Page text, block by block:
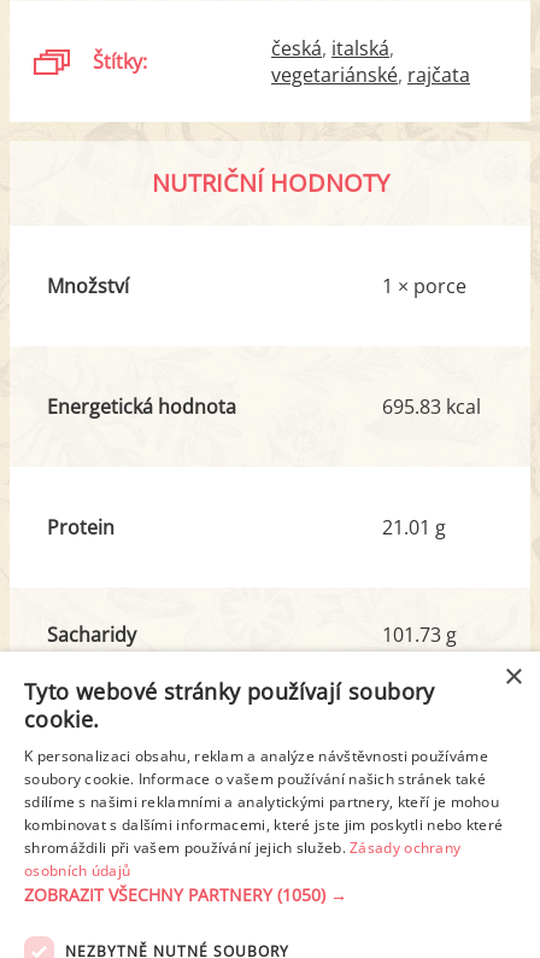
Štítky: česká italská
vegetariánské rajčata
NUTRIČNÍ HODNOTY
Množství 1 × porce
Energetická hodnota 695.83 kcal
Protein 21.01 g
Sacharidy
101.73 g
Tuk
z toho nas. mastné kyseliny
20.42 g
3.45 g
Detailní rozpis
×
Tyto webové stránky používají soubory
cookie.
K personalizaci obsahu, reklam a analýze návštěvnosti používáme
soubory cookie. Informace o vašem používání našich stránek také
sdílíme s našimi reklamními a analytickými partnery, kteří je mohou
kombinovat s dalšími informacemi, které jste jim poskytli nebo které
shromáždili při vašem používání jejich služeb.Zásady ochrany
osobních údajů
ZOBRAZIT VŠECHNY PARTNERY(1050) →
NEZBYTNĚ NUTNÉ SOUBORY